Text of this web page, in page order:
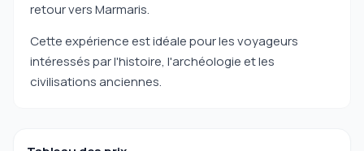
retour vers Marmaris.
Cette expérience est idéale pour les voyageurs
intéressés par l'histoire, l'archéologie et les
civilisations anciennes.